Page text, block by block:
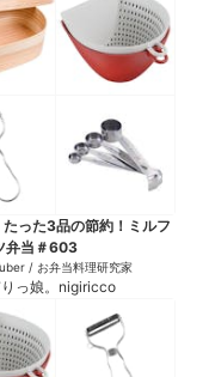
たった3品の節約！ミルフ
弁当＃603
/ お弁当料理研究家
りっ娘。nigiricco